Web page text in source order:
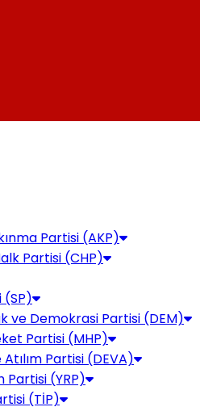
Partisi (AKP)
Partisi (CHP)
(SP)
ve Demokrasi Partisi (DEM)
Partisi (MHP)
Partisi (DEVA)
Partisi (YRP)
(TİP)